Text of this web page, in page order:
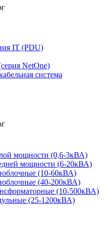
IT (PDU)
NetOne)
система
мощности (0,6-3кВА)
мощности (6-20кВА)
(10-60кВА)
(40-200кВА)
(10-500кВА)
(25-1200кВА)